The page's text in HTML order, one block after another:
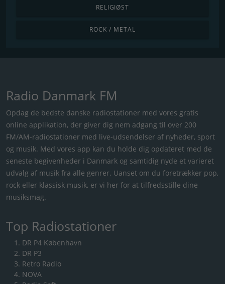
RELIGIØST
ROCK / METAL
Radio Danmark FM
Opdag de bedste danske radiostationer med vores gratis
online applikation, der giver dig nem adgang til over 200
FM/AM-radiostationer med live-udsendelser af nyheder, sport
og musik. Med vores app kan du holde dig opdateret med de
seneste begivenheder i Danmark og samtidig nyde et varieret
udvalg af musik fra alle genrer. Uanset om du foretrækker pop,
rock eller klassisk musik, er vi her for at tilfredsstille dine
musiksmag.
Top Radiostationer
DR P4 København
DR P3
Retro Radio
NOVA